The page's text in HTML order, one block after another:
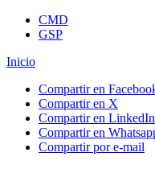
CMD
GSP
Inicio
Compartir en
Compartir en X
Compartir en LinkedIn
Compartir en
Compartir por e-mail